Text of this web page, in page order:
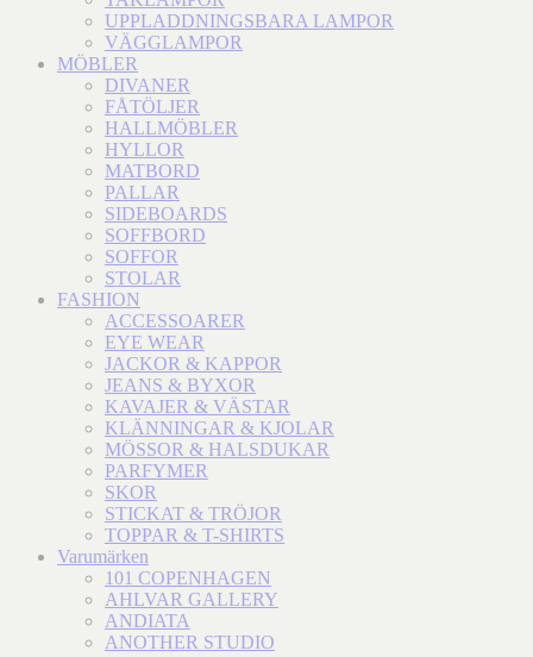
UPPLADDNINGSBARA LAMPOR
VÄGGLAMPOR
MÖBLER
DIVANER
FÅTÖLJER
HALLMÖBLER
HYLLOR
MATBORD
PALLAR
SIDEBOARDS
SOFFBORD
SOFFOR
STOLAR
FASHION
ACCESSOARER
EYE WEAR
JACKOR & KAPPOR
JEANS & BYXOR
KAVAJER & VÄSTAR
KLÄNNINGAR & KJOLAR
MÖSSOR & HALSDUKAR
PARFYMER
SKOR
STICKAT & TRÖJOR
TOPPAR & T-SHIRTS
Varumärken
101 COPENHAGEN
AHLVAR GALLERY
ANDIATA
ANOTHER STUDIO